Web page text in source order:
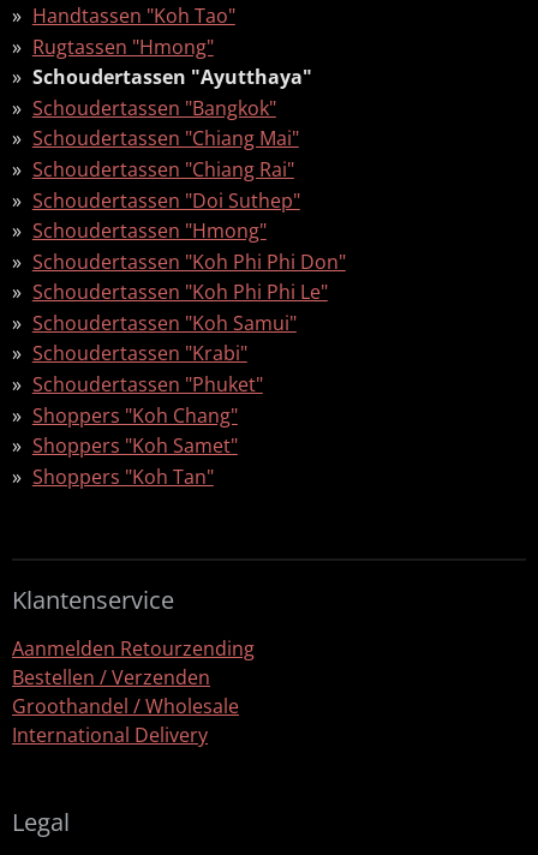
Handtassen "Koh Tao"
Rugtassen "Hmong"
Schoudertassen "Ayutthaya"
Schoudertassen "Bangkok"
Schoudertassen "Chiang Mai"
Schoudertassen "Chiang Rai"
Schoudertassen "Doi Suthep"
Schoudertassen "Hmong"
Schoudertassen "Koh Phi Phi Don"
Schoudertassen "Koh Phi Phi Le"
Schoudertassen "Koh Samui"
Schoudertassen "Krabi"
Schoudertassen "Phuket"
Shoppers "Koh Chang"
Shoppers "Koh Samet"
Shoppers "Koh Tan"
Klantenservice
Aanmelden Retourzending
Bestellen / Verzenden
Groothandel / Wholesale
International Delivery
Legal